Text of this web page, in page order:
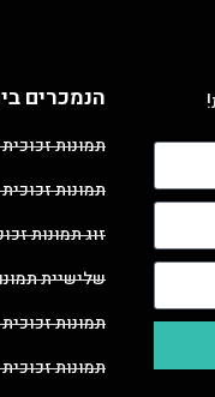
הנמכרים
תמונות
תמונות
זוג תמונות
שלישיית
תמונות
תמונות